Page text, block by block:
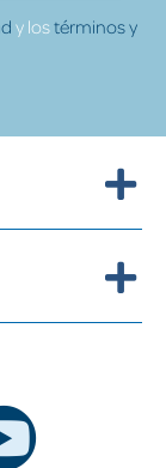
y lostérminos y